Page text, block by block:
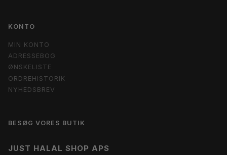
KONTO
MIN KONTO
ADRESSEBOG
ØNSKELISTE
ORDREHISTORIK
NYHEDSBREV
BESØG VORES BUTIK
JUST HALAL SHOP APS